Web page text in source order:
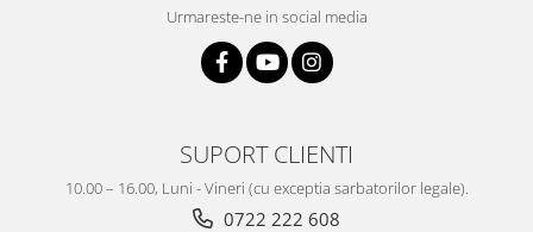
Urmareste-ne in social media
SUPORT CLIENTI
10.00 – 16.00, Luni - Vineri (cu exceptia sarbatorilor legale).
0722 222 608